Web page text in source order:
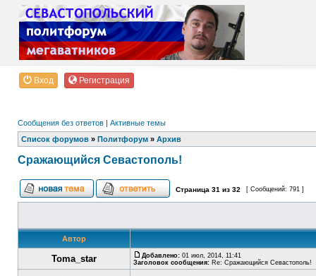
Вход Регистрация
Сообщения без ответов | Активные темы
Список форумов » Политфорум » Архив
Сражающийся Севастополь!
Страница 31 из 32 [ Сообщений: 791 ]
Автор
Toma_star Добавлено: 01 июл, 2014, 11:41
Заголовок сообщения: Re: Сражающийся Севастополь!